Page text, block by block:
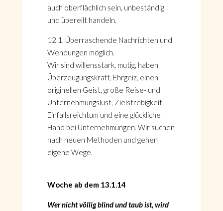
auch oberflächlich sein, unbeständig
und übereilt handeln.
12.1. Überraschende Nachrichten und
Wendungen möglich.
Wir sind willensstark, mutig, haben
Überzeugungskraft, Ehrgeiz, einen
originellen Geist, große Reise- und
Unternehmungslust, Zielstrebigkeit,
Einfallsreichtum und eine glückliche
Hand bei Unternehmungen. Wir suchen
nach neuen Methoden und gehen
eigene Wege.
Woche ab dem 13.1.14
Wer nicht völlig blind und taub ist, wird